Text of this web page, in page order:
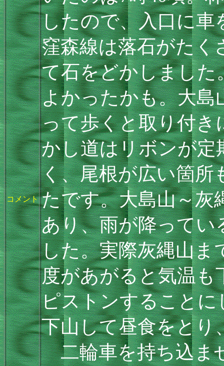
コメント
したので、入口に車
窪森線は落石がたく
て石をどかしまし
よかったかも。大島
って歩くと取り付
かし道はリボンが定
く、尾根が広い箇所
たです。大島山～灰
あり、雨が降って
した。実際灰縄山ま
度があがると気温も
ピストンすることに
下山して昼食をとり
二輪車を持ち込ま